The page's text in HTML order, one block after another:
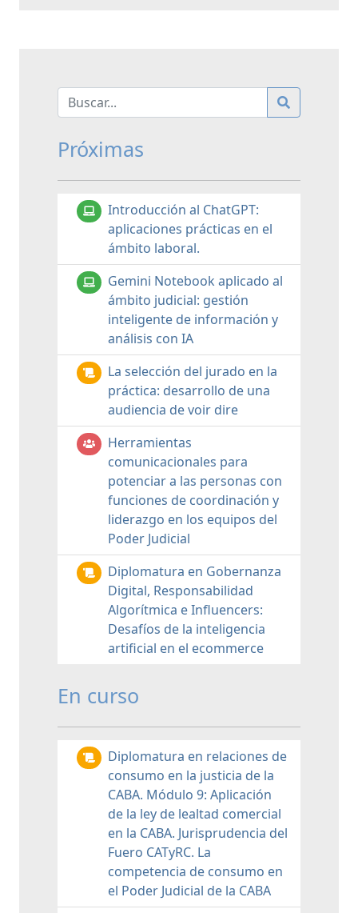
Próximas
Introducción al ChatGPT:
aplicaciones prácticas en el
ámbito laboral.
Gemini Notebook aplicado al
ámbito judicial: gestión
inteligente de información y
análisis con IA
La selección del jurado en la
práctica: desarrollo de una
audiencia de voir dire
Herramientas
comunicacionales para
potenciar a las personas con
funciones de coordinación y
liderazgo en los equipos del
Poder Judicial
Diplomatura en Gobernanza
Digital, Responsabilidad
Algorítmica e Influencers:
Desafíos de la inteligencia
artificial en el ecommerce
En curso
Diplomatura en relaciones de
consumo en la justicia de la
CABA. Módulo 9: Aplicación
de la ley de lealtad comercial
en la CABA. Jurisprudencia del
Fuero CATyRC. La
competencia de consumo en
el Poder Judicial de la CABA